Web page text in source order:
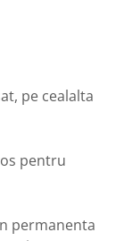
pe cealalta
pentru
permanenta